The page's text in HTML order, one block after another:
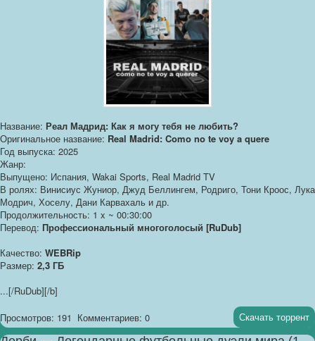
Название: Реал Мадрид: Как я могу тебя не любить?
Оригинальное название: Real Madrid: Como no te voy a quere
Год выпуска: 2025
Жанр:
Выпущено: Испания, Wakai Sports, Real Madrid TV
В ролях: Винисиус Жуниор, Джуд Беллингем, Родриго, Тони Кроос, Лука
Модрич, Хоселу, Дани Карвахаль и др.
Продолжительность: 1 x ~ 00:30:00
Перевод: Профессиональный многоголосый [RuDub]
Качество: WEBRip
Размер: 2,3 ГБ
...[/RuDub][/b]
Просмотров: 191 Комментариев: 0 Скачать торрент